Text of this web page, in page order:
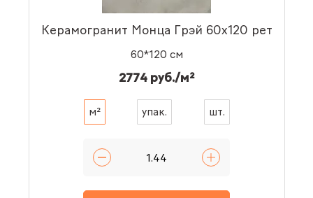
Керамогранит Монца Грэй 60x120 рет
60*120 см
2774 руб./м²
м² упак. шт.